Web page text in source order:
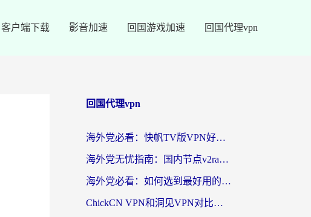
客户端下载 影音加速 回国游戏加速 回国代理vpn
回国代理vpn
海外党必看：快帆TV版VPN好用吗？和快游VPN对比哪个回国效果更好？附实用避坑指南
海外党无忧指南：国内节点v2ray怎么选？一键回国VPN+多场景实测帮你避坑
海外党必看：如何选到最好用的回国加速器？从节点到售后的全维度指南
ChickCN VPN和洞见VPN对比哪个回国效果更好？海外党亲测3款加速器+避坑指南